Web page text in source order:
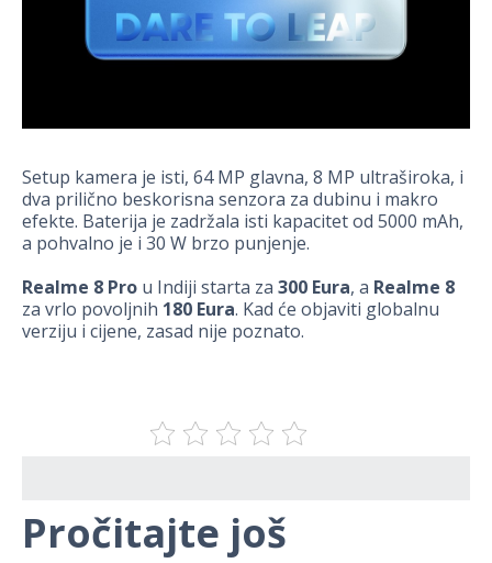
Setup kamera je isti, 64 MP glavna, 8 MP ultraširoka, i
dva prilično beskorisna senzora za dubinu i makro
efekte. Baterija je zadržala isti kapacitet od 5000 mAh,
a pohvalno je i 30 W brzo punjenje.
Realme 8 Pro u Indiji starta za 300 Eura, a Realme 8
za vrlo povoljnih 180 Eura. Kad će objaviti globalnu
verziju i cijene, zasad nije poznato.
Pročitajte još